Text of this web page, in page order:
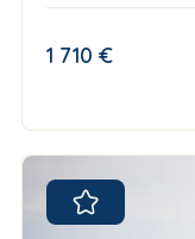
1 710 €